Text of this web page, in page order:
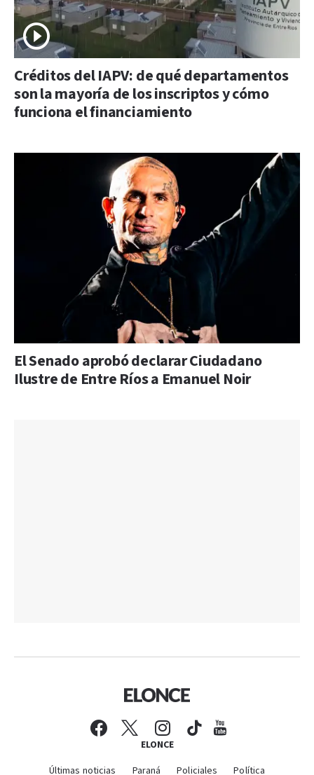
Créditos del IAPV: de qué departamentos
son la mayoría de los inscriptos y cómo
funciona el financiamiento
El Senado aprobó declarar Ciudadano
Ilustre de Entre Ríos a Emanuel Noir
ELONCE
Últimas noticias Paraná Policiales Política